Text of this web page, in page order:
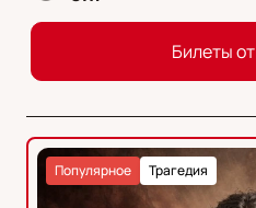
Билеты от
Трагедия
Популярное